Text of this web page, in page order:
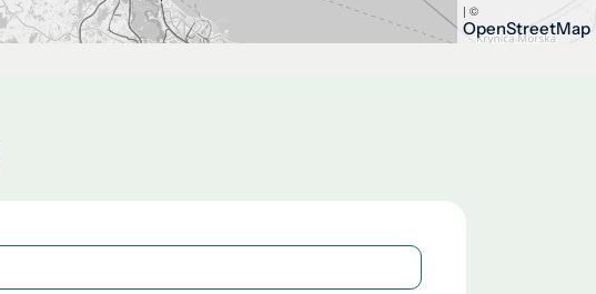
| ©
OpenStreetMap